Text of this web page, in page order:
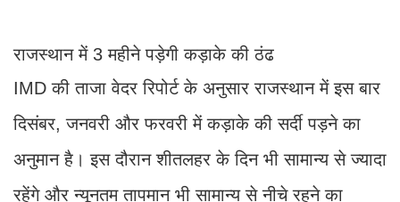
राजस्थान में 3 महीने पड़ेगी कड़ाके की ठंढ
IMD की ताजा वेदर रिपोर्ट के अनुसार राजस्थान में इस बार
दिसंबर, जनवरी और फरवरी में कड़ाके की सर्दी पड़ने का
अनुमान है। इस दौरान शीतलहर के दिन भी सामान्य से ज्यादा
रहेंगे और न्यूनतम तापमान भी सामान्य से नीचे रहने का